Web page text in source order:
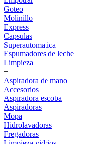
Goteo
Molinillo
Express
Capsulas
Superautomatica
Espumadores de leche
Limpieza
+
Aspiradora de mano
Accesorios
Aspiradora escoba
Aspiradoras
Mopa
Hidrolavadoras
Fregadoras